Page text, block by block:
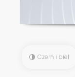
Czerń i biel